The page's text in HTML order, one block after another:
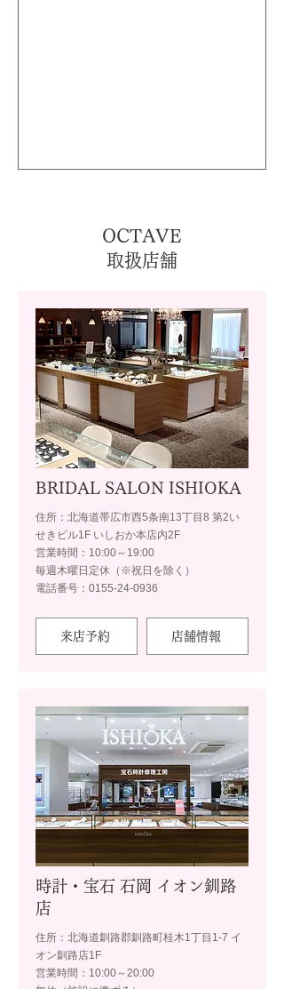
OCTAVE
取扱店舗
BRIDAL SALON ISHIOKA
住所：北海道帯広市西5条南13丁目8 第2い
せきビル1F いしおか本店内2F
営業時間：10:00～19:00
毎週木曜日定休（※祝日を除く）
電話番号：0155-24-0936
来店予約 店舗情報
時計・宝石 石岡 イオン釧路
店
住所：北海道釧路郡釧路町桂木1丁目1-7 イ
オン釧路店1F
営業時間：10:00～20:00